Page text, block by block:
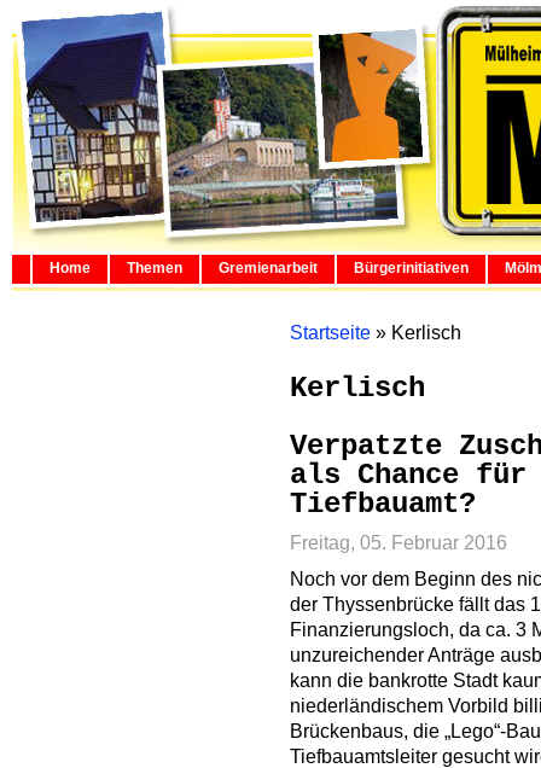
Home Themen Gremienarbeit Bürgerinitiativen
Startseite » Kerlisch
Kerlisch
Verpatzte
als Chance für
Tiefbauamt?
Freitag, 05. Februar 2016
Noch vor dem Beginn des
der Thyssenbrücke fällt das
Finanzierungsloch, da ca. 3
unzureichender Anträge
kann die bankrotte Stadt
niederländischem Vorbild
Brückenbaus, die „Lego“-
Tiefbauamtsleiter gesucht